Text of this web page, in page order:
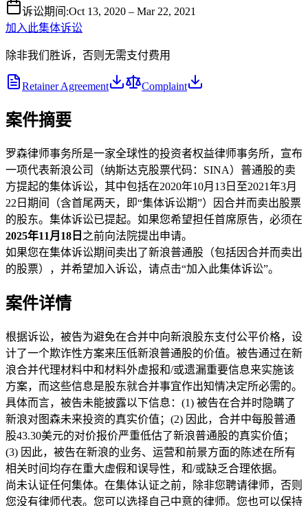
诉讼期间 :Oct 13, 2020 – Mar 22, 2021
加入此集体诉讼
除非我们胜诉，否则无需支付费用
Retainer Agreement Complaint
案件摘要
罗森律师事务所是一家全球性的投资者权益律师事务所，宣布
一项代表新浪公司（纳斯达克股票代码：SINA）普通股的卖
方提起的集体诉讼，其中包括在2020年10月13日至2021年3月
22日期间（含首尾两天，即“集体诉讼期”）因合并而卖出股票
的股东。集体诉讼已提起。如果您希望担任首席原告，必须在
2025年11月18日 之前向法院提出申请。
如果您在集体诉讼期间卖出了新浪普通股（包括因合并而卖出
的股票），并希望加入诉讼，请点击“加入此集体诉讼”。
案件详情
根据诉讼，被告为避免在合并中向新浪股东支付公平价格，设
计了一个欺诈性方案来压低新浪普通股的价值。被告通过在新
浪合并代理材料中和材料外虚报和/或遗漏重要信息来实施该
方案，而这些信息是股东就合并事宜作出知情决定所必需的。
具体而言，被告未能披露以下信息：(1) 被告在合并时隐瞒了
新浪对图森未来投资的真实价值；(2) 因此，合并中每股普通
股43.30美元的对价报价严重低估了新浪普通股的真实价值；
(3) 因此，被告在新浪的业务、运营和前景方面的陈述在所有
相关时间均存在重大虚假和误导性，和/或缺乏合理依据。
尚未认证任何集体。在集体认证之前，除非您聘请律师，否则
您没有律师代表。您可以选择自己中意的律师。您也可以保持